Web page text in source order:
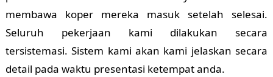
membawa koper mereka masuk setelah selesai.
Seluruh pekerjaan kami dilakukan secara
tersistemasi. Sistem kami akan kami jelaskan secara
detail pada waktu presentasi ketempat anda.